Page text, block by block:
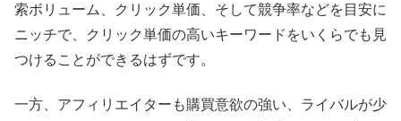
索ボリューム、クリック単価、そして競争率などを目安に
ニッチで、クリック単価の高いキーワードをいくらでも見
つけることができるはずです。
一方、アフィリエイターも購買意欲の強い、ライバルが少